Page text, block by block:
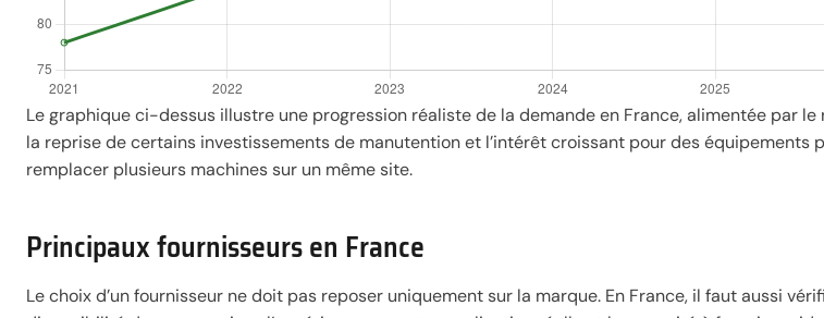
Le graphique ci-dessus illustre une progression réaliste de la demande en France, alimentée par
la reprise de certains investissements de manutention et l’intérêt croissant pour des équipements
remplacer plusieurs machines sur un même site.
Principaux fournisseurs en France
Le choix d’un fournisseur ne doit pas reposer uniquement sur la marque. En France, il faut aussi